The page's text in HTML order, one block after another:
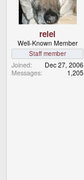
relei
Well-Known Member
Staff member
Joined
Dec 27, 2006
Messages
1,205